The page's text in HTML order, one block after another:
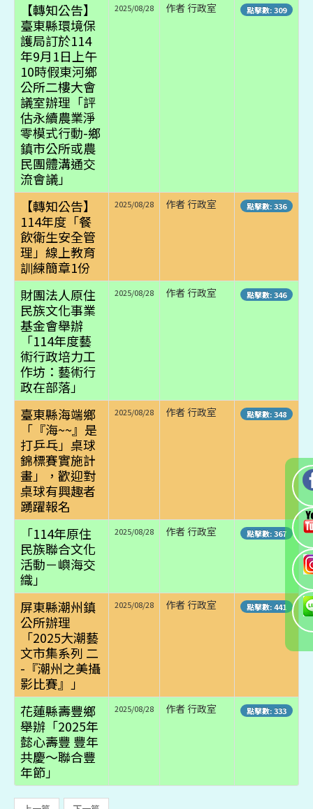
【轉知公告】
臺東縣環境保
護局訂於114
年9月1日上午
10時假東河鄉
公所二樓大會
議室辦理「評
估永續農業淨
零模式行動-鄉
鎮市公所或農
民團體溝通交
流會議」
2025/08/28 作者 行政室 點擊數: 309
【轉知公告】
114年度「餐
飲衛生安全管
理」線上教育
訓練簡章1份
2025/08/28 作者 行政室 點擊數: 336
財團法人原住
民族文化事業
基金會舉辦
「114年度藝
術行政培力工
作坊：藝術行
政在部落」
2025/08/28 作者 行政室 點擊數: 346
臺東縣海端鄉
「『海~~』是
打乒乓」桌球
錦標賽實施計
畫」，歡迎對
桌球有興趣者
踴躍報名
2025/08/28 作者 行政室 點擊數: 348
「114年原住
民族聯合文化
活動－嶼海交
織」
2025/08/28 作者 行政室 點擊數: 367
屏東縣潮州鎮
公所辦理
「2025大潮藝
文市集系列 二
-『潮州之美攝
影比賽』」
2025/08/28 作者 行政室 點擊數: 441
花蓮縣壽豐鄉
舉辦「2025年
懿心壽豐 豐年
共慶～聯合豐
年節」
2025/08/28 作者 行政室 點擊數: 333